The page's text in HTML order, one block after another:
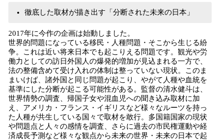
徹底した取材が描き出す「分断された未来の日本」
2017年に今作の企画は始動しました。
世界的問題になっている移民・人種問題・そこから生じる紛
争。これは近い将来日本でも起こりえる問題です。観光や労
働力としての訪日外国人の爆発的増加が見込まれる一方で、
法の整備含めて受け入れの体制は整っていない現状。このま
まいけば、諸外国と同じ問題が起こり、やがて人種や血統を
基準にした分断が起こる可能性がある。監督の清水健斗は、
世界情勢の調査、帰国子女や混血児への聞き込み取材に加
え、アメリカ・フランス・イギリスなど様々なルーツを持っ
た人種が共生している国々で取材を敢行。多国籍国家の現状
や問題点と人々の感情を調査、さらに過去の市民権運動や経
済成長予測など様々な観点から未来の世界・未来の日本で起